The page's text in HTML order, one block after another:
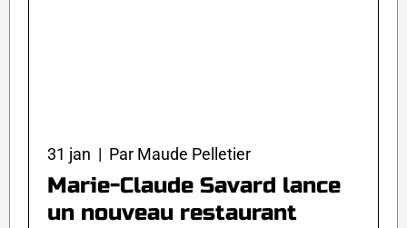
31 jan | Par Maude Pelletier
Marie-Claude Savard lance
un nouveau restaurant